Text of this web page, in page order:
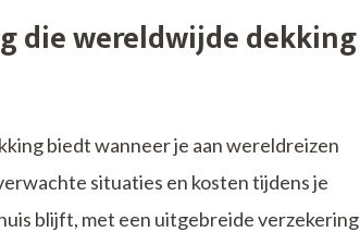
die wereldwijde dekking
biedt wanneer je aan wereldreizen
situaties en kosten tijdens je
blijft, met een uitgebreide verzekering